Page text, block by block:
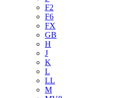
F2
F6
FX
GB
H
J
K
L
LL
M